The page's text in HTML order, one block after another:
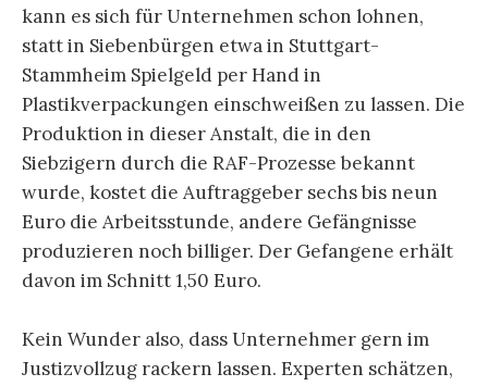
kann es sich für Unternehmen schon lohnen,
statt in Siebenbürgen etwa in Stuttgart-
Stammheim Spielgeld per Hand in
Plastikverpackungen einschweißen zu lassen. Die
Produktion in dieser Anstalt, die in den
Siebzigern durch die RAF-Prozesse bekannt
wurde, kostet die Auftraggeber sechs bis neun
Euro die Arbeitsstunde, andere Gefängnisse
produzieren noch billiger. Der Gefangene erhält
davon im Schnitt 1,50 Euro.
Kein Wunder also, dass Unternehmer gern im
Justizvollzug rackern lassen. Experten schätzen,